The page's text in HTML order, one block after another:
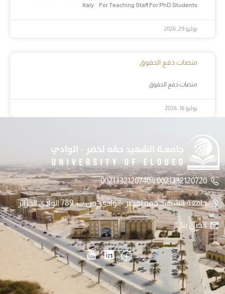
Italy For Teaching Staff For PhD Students
يوليو 29, 2026
منصات دفع الحقوق
منصات دفع الحقوق
يوليو 16, 2026
0021332120720 || 0021332120740
جامعة الشهيد حمه لخضر -الوادي- ص.ب: 789 الوادي الجزائر
اتصل بنا